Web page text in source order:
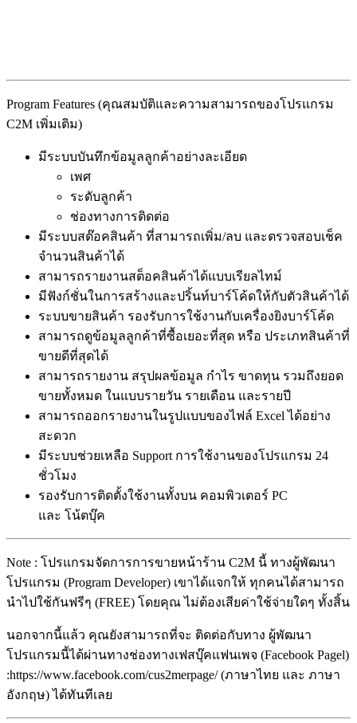
Program Features (คุณสมบัติและความสามารถของโปรแกรม
C2M เพิ่มเติม)
มีระบบบันทึกข้อมูลลูกค้าอย่างละเอียด
เพศ
ระดับลูกค้า
ช่องทางการติดต่อ
มีระบบสต๊อคสินค้า ที่สามารถเพิ่ม/ลบ และตรวจสอบเช็ค
จำนวนสินค้าได้
สามารถรายงานสต็อคสินค้าได้แบบเรียลไทม์
มีฟังก์ชั่นในการสร้างและปริ้นท์บาร์โค้ดให้กับตัวสินค้าได้
ระบบขายสินค้า รองรับการใช้งานกับเครื่องยิงบาร์โค้ด
สามารถดูข้อมูลลูกค้าที่ซื้อเยอะที่สุด หรือ ประเภทสินค้าที่
ขายดีที่สุดได้
สามารถรายงาน สรุปผลข้อมูล กำไร ขาดทุน รวมถึงยอด
ขายทั้งหมด ในแบบรายวัน รายเดือน และรายปี
สามารถออกรายงานในรูปแบบของไฟล์ Excel ได้อย่าง
สะดวก
มีระบบช่วยเหลือ Support การใช้งานของโปรแกรม 24
ชั่วโมง
รองรับการติดตั้งใช้งานทั้งบน คอมพิวเตอร์ PC
และ โน้ตบุ๊ค
Note : โปรแกรมจัดการการขายหน้าร้าน C2M นี้ ทางผู้พัฒนา
โปรแกรม (Program Developer) เขาได้แจกให้ ทุกคนได้สามารถ
นำไปใช้กันฟรีๆ (FREE) โดยคุณ ไม่ต้องเสียค่าใช้จ่ายใดๆ ทั้งสิ้น
นอกจากนี้แล้ว คุณยังสามารถที่จะ ติดต่อกับทาง ผู้พัฒนา
โปรแกรมนี้ได้ผ่านทางช่องทางเฟสบุ๊คแฟนเพจ (Facebook Pagel)
:https://www.facebook.com/cus2merpage/ (ภาษาไทย และ ภาษา
อังกฤษ) ได้ทันทีเลย